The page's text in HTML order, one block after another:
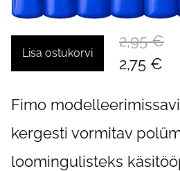
Lisa ostukorvi
2,95 €
2,75 €
Fimo
kergesti vormitav
loomingulisteks